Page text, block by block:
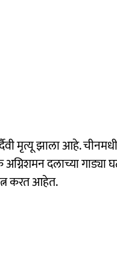
मृत्यू झाला आहे.
दलाच्या गाड्या
करत आहेत.